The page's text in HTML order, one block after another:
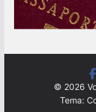
© 2026
Tema: